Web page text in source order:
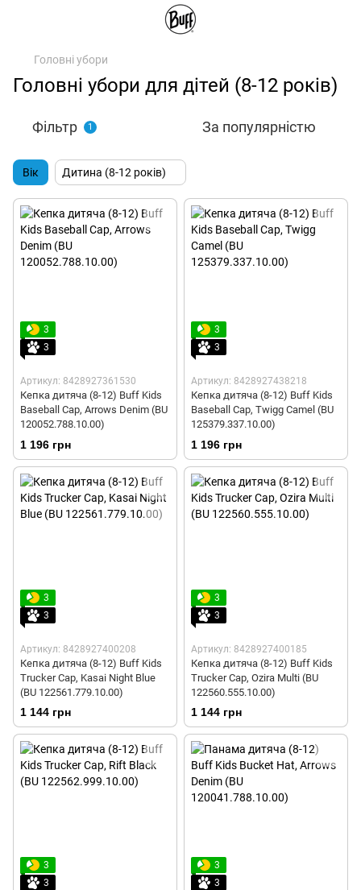
Головні убори
Головні убори для дітей (8-12 років)
Фільтр 1 За популярністю
Вік Дитина (8-12 років)
3
3
Артикул: 8428927361530
Кепка дитяча (8-12) Buff Kids
Baseball Cap, Arrows Denim (BU
120052.788.10.00)
1 196 грн
3
3
Артикул: 8428927438218
Кепка дитяча (8-12) Buff Kids
Baseball Cap, Twigg Camel (BU
125379.337.10.00)
1 196 грн
3
3
Артикул: 8428927400208
Кепка дитяча (8-12) Buff Kids
Trucker Cap, Kasai Night Blue
(BU 122561.779.10.00)
1 144 грн
3
3
Артикул: 8428927400185
Кепка дитяча (8-12) Buff Kids
Trucker Cap, Ozira Multi (BU
122560.555.10.00)
1 144 грн
3
3
3
3